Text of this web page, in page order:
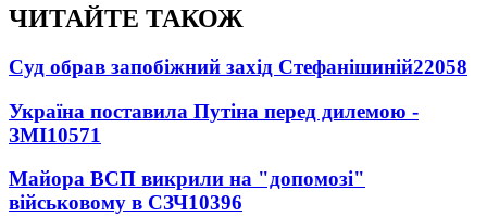
ЧИТАЙТЕ ТАКОЖ
Суд обрав запобіжний захід Стефанішиній22058
Україна поставила Путіна перед дилемою -
ЗМІ10571
Майора ВСП викрили на "допомозі"
військовому в СЗЧ10396